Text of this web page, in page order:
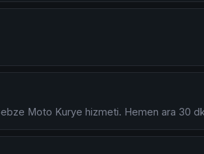
Moto Kurye hizmeti. Hemen ara 30